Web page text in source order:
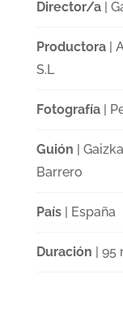
Director/a|
Productora|
S.L
Fotografía|
Guión |
Barrero
País| España
Duración | 95